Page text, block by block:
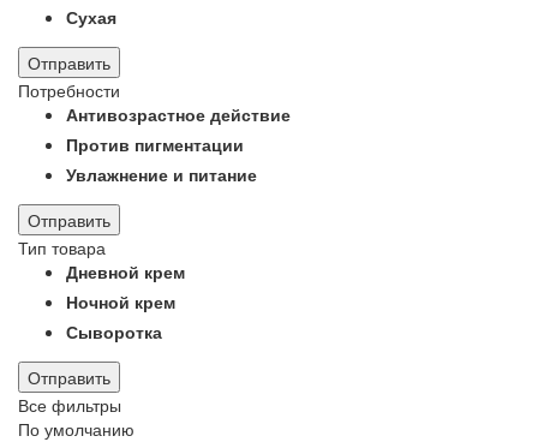
Сухая
Отправить
Потребности
Антивозрастное действие
Против пигментации
Увлажнение и питание
Отправить
Тип товара
Дневной крем
Ночной крем
Сыворотка
Отправить
Все фильтры
По умолчанию